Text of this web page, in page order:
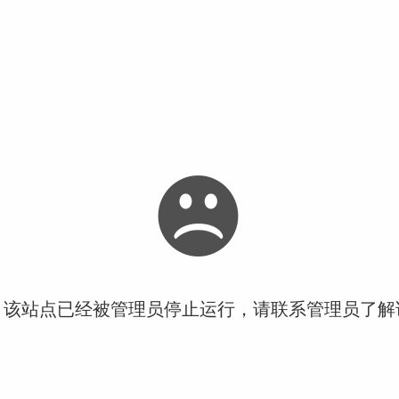
站点已经被管理员停止运行，请联系管理员了